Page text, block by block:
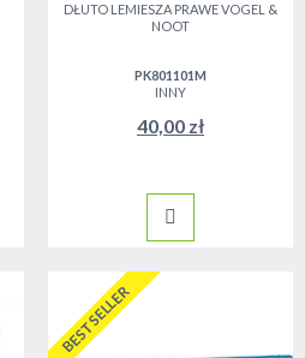
DŁUTO LEMIESZA PRAWE VOGEL &
NOOT
PK801101M
INNY
40,00 zł
BESTSELLER